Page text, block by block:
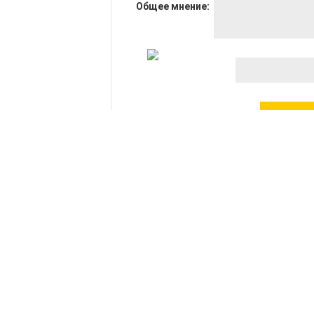
Общее мнение: